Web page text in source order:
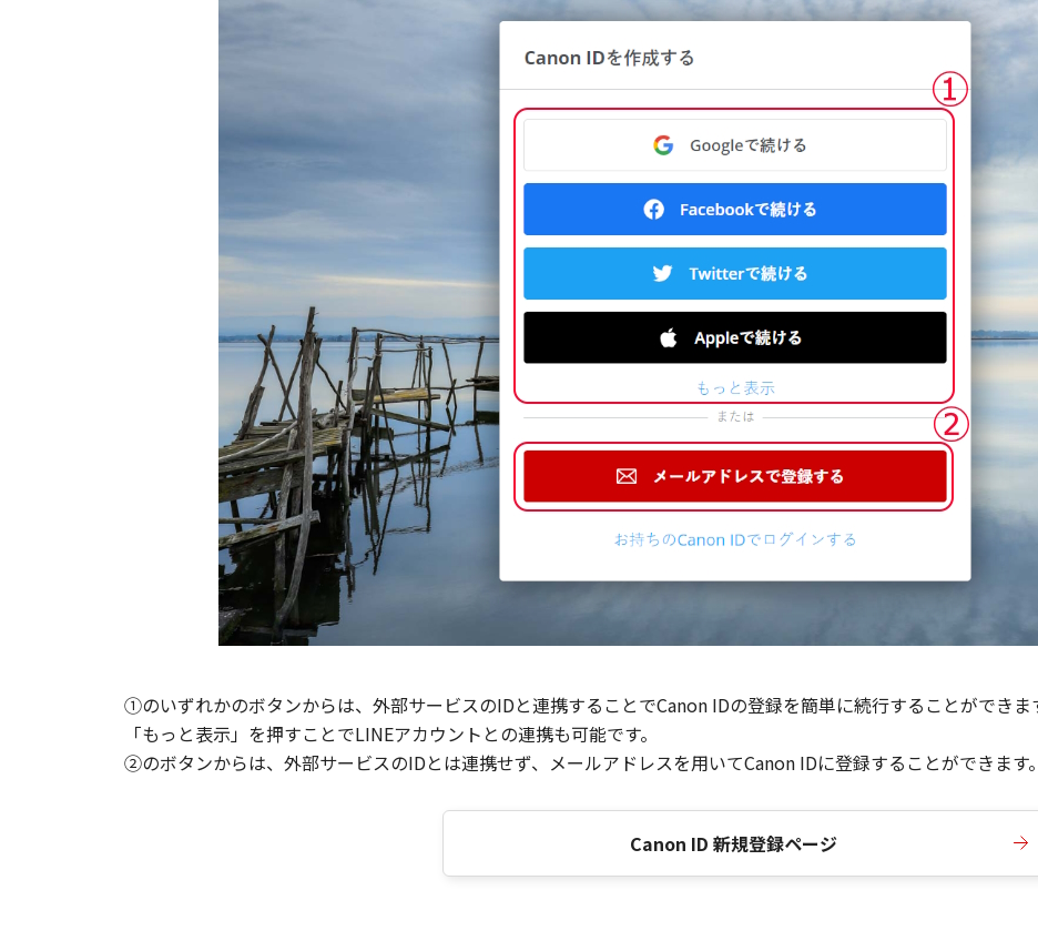
①のいずれかのボタンからは、外部サービスのIDと連携することでCanon IDの登録を簡単に続行することができま
「もっと表示」を押すことでLINEアカウントとの連携も可能です。
②のボタンからは、外部サービスのIDとは連携せず、メールアドレスを用いてCanon IDに登録することができます。
Canon ID 新規登録ページ